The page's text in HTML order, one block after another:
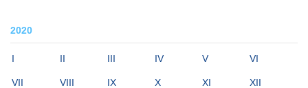
2020
I II III IV V VI
VII VIII IX X XI XII